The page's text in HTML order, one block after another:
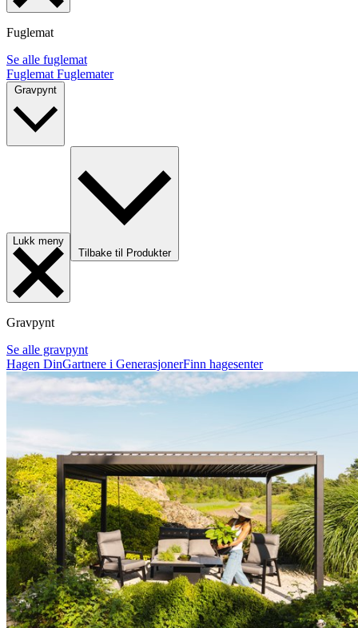
Fuglemat
Se alle fuglemat
Fuglemat Fuglemater
Lukk meny
Tilbake til Produkter
Gravpynt
Se alle gravpynt
Hagen DinGartnere i GenerasjonerFinn hagesenter